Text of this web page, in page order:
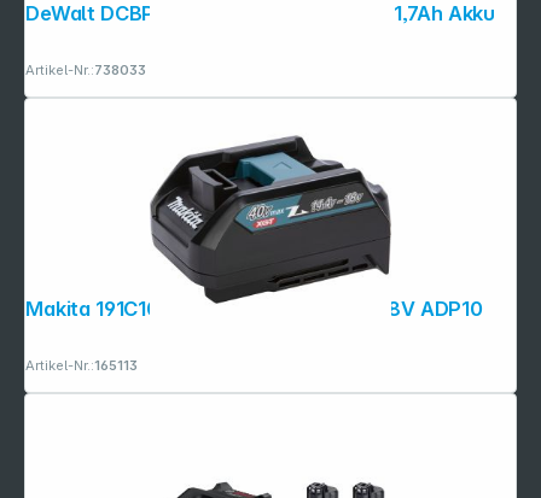
DeWalt DCBP034-XJ Powerstack 18V 1,7Ah Akku
Artikel-Nr.:738033
Makita 191C10-7 Akku-Adapter 14,4V 18V ADP10
Artikel-Nr.:165113
Copyright © 2001 - 2026 dexxIT. Alle Rechte vorbehalten.